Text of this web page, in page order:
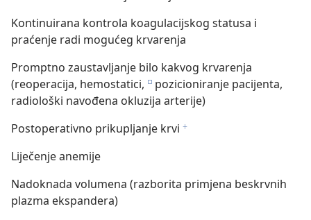
Kontinuirana kontrola koagulacijskog statusa i
praćenje radi mogućeg krvarenja
Promptno zaustavljanje bilo kakvog krvarenja
(reoperacija, hemostatici, e pozicioniranje pacijenta,
radiološki navođena okluzija arterije)
Postoperativno prikupljanje krvi f
Liječenje anemije
Nadoknada volumena (razborita primjena beskrvnih
plazma ekspandera)